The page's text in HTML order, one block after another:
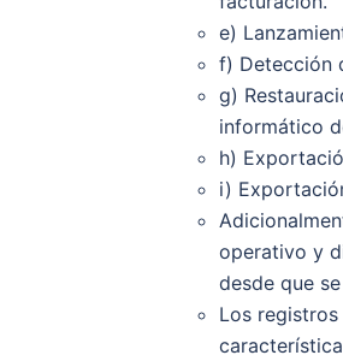
e)
f) Detección
g)
informático
h)
i)
operativo y
desde que
Los